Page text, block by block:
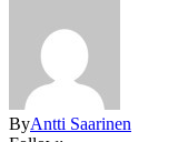
ByAntti Saarinen